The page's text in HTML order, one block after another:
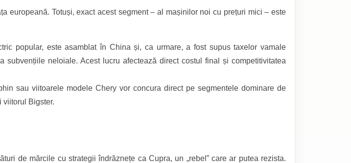
europeană. Totuși, exact acest segment – al mașinilor noi cu prețuri mici – este
popular, este asamblat în China și, ca urmare, a fost supus taxelor vamale
neloiale. Acest lucru afectează direct costul final și competitivitatea
sau viitoarele modele Chery vor concura direct pe segmentele dominare de
viitorul Bigster.
de mărcile cu strategii îndrăznețe ca Cupra, un „rebel” care ar putea rezista.